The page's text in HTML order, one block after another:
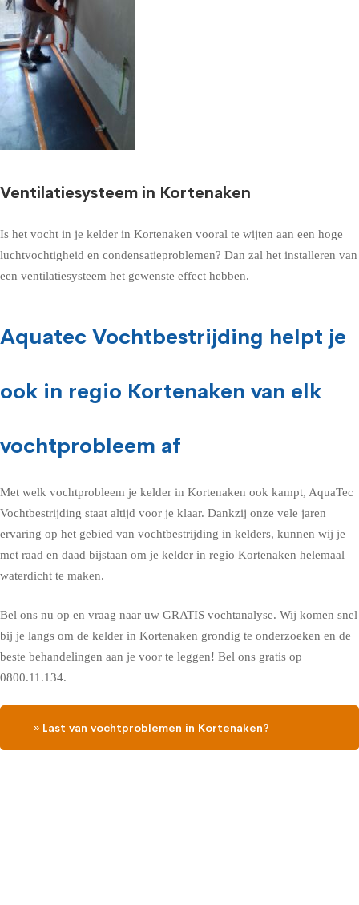
Ventilatiesysteem in Kortenaken
Is het vocht in je kelder in Kortenaken vooral te wijten aan een hoge
luchtvochtigheid en condensatieproblemen? Dan zal het installeren van
een ventilatiesysteem het gewenste effect hebben.
Aquatec Vochtbestrijding helpt je
ook in regio Kortenaken van elk
vochtprobleem af
Met welk vochtprobleem je kelder in Kortenaken ook kampt, AquaTec
Vochtbestrijding staat altijd voor je klaar. Dankzij onze vele jaren
ervaring op het gebied van vochtbestrijding in kelders, kunnen wij je
met raad en daad bijstaan om je kelder in regio Kortenaken helemaal
waterdicht te maken.
Bel ons nu op en vraag naar uw GRATIS vochtanalyse. Wij komen snel
bij je langs om de kelder in Kortenaken grondig te onderzoeken en de
beste behandelingen aan je voor te leggen! Bel ons gratis op
0800.11.134.
» Last van vochtproblemen in Kortenaken?